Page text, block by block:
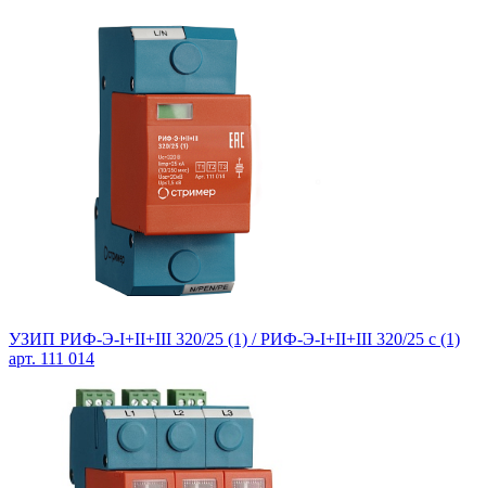
УЗИП РИФ-Э-I+II+III 320/25 (1) / РИФ-Э-I+II+III 320/25 c (1)
арт. 111 014